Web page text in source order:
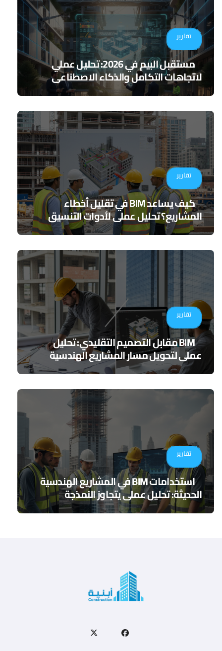
تقارير
مستقبل البيم في 2026: تحليل عملي
لاتجاهات التكامل والذكاء الاصطناعي
تقارير
كيف يساعد BIM في تقليل أخطاء
المشاريع؟ تحليل عملي لأدوات التنسيق
الرقمي
تقارير
BIM مقابل التصميم التقليدي: تحليل
عملي لتحويل مسار المشاريع الهندسية
تقارير
استخدامات BIM في المشاريع الهندسية
الحديثة: تحليل عملي يتجاوز النمذجة